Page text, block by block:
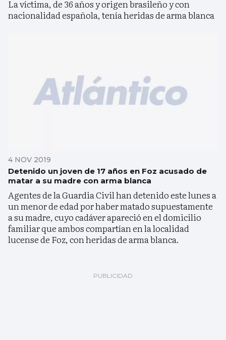
La víctima, de 36 años y origen brasileño y con
nacionalidad española, tenía heridas de arma blanca
4 NOV 2019
Detenido un joven de 17 años en Foz acusado de
matar a su madre con arma blanca
Agentes de la Guardia Civil han detenido este lunes a
un menor de edad por haber matado supuestamente
a su madre, cuyo cadáver apareció en el domicilio
familiar que ambos compartían en la localidad
lucense de Foz, con heridas de arma blanca.